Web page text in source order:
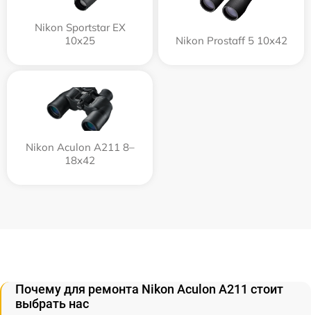
Nikon Sportstar EX
10x25
Nikon Prostaff 5 10x42
Nikon Aculon A211 8–
18x42
Почему для ремонта Nikon Aculon A211 стоит
выбрать нас